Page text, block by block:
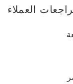
العملاء